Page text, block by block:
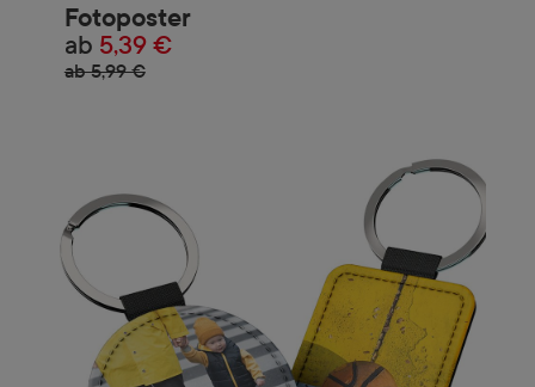
Fotoposter
ab 5,39 €
ab 5,99 €